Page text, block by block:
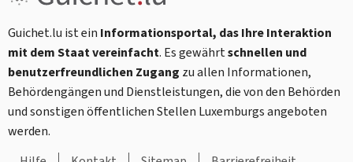
Guichet.lu ist ein Informationsportal, das Ihre Interaktion
mit dem Staat vereinfacht. Es gewährtschnellen und
benutzerfreundlichen Zugang zu allen Informationen,
Behördengängen und Dienstleistungen, die von den Behörden
und sonstigen öffentlichen Stellen Luxemburgs angeboten
werden.